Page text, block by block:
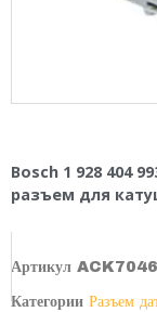
Bosch 1 928 404
разъем для
Артикул
Категории Разъем